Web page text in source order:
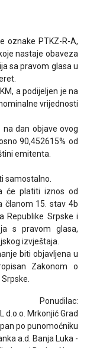
oznake PTKZ-R-A,
nastaje obaveza
sa pravom glasa u
a podijeljen je na
vrijednosti
na dan objave ovog
90,452615% od
emitenta.
samostalno.
će platiti iznos od
članom 15. stav 4b
Republike Srpske i
s pravom glasa,
izvještaja.
biti objavljena u
Zakonom o
Ponudilac:
d.o.o. Mrkonjić Grad
po punomoćniku
a.d. Banja Luka -